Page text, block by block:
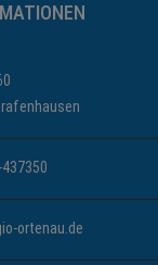
ortenau.de